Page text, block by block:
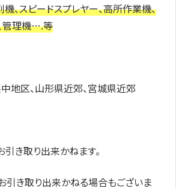
、スピードスプレヤー、高所作業機、
管理機….等
地区、山形県近郊、宮城県近郊
き取り出来かねます。
引き取り出来かねる場合もございま